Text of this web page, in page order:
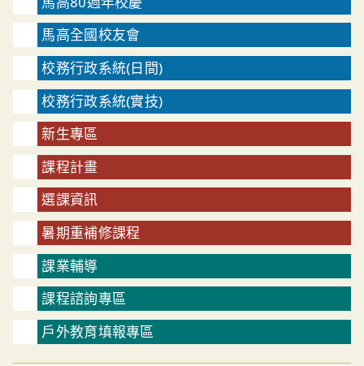
馬高全國校友會
校務行政系統(日間)
校務行政系統(實技)
新生專區
課程計畫
選課資訊
暑期重補修課程
課業輔導
課程諮詢專區
戶外教育填報專區